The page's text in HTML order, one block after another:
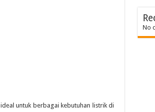
untuk berbagai kebutuhan listrik di
No